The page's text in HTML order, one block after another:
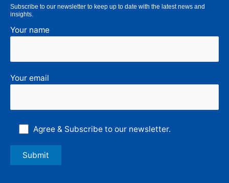
Subscribe to our newsletter to keep up to date with the latest news and
insights.
Your name
Your email
Agree & Subscribe to our newsletter.